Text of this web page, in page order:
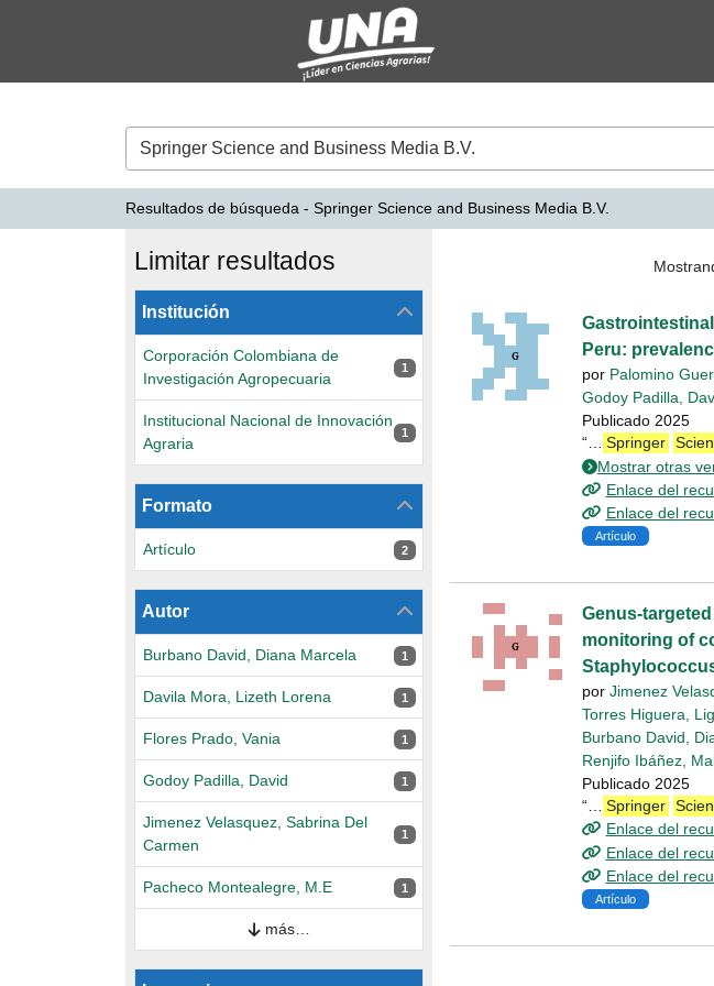
Resultados de búsqueda - Springer Science and Business Media B.V.
Resultados de búsqueda -
Peru:
por Palomino
Godoy Padilla,
Publicado 2025
“… Springer
Mostrar otras
Enlace del
Enlace del
Artículo
Genus-
monitoring of
por Jimenez
Torres Higuera,
Burbano David,
Renjifo Ibáñez,
Publicado 2025
“…
Springer
Enlace del
Enlace del
Enlace del
Artículo
Limitar resultados
La página se volverá a cargar cuando se seleccione o excluya un filtro.
Institución
Corporación Colombiana de
Investigación Agropecuaria
1 resultados
1
Institucional Nacional de Innovación
Agraria
1 resultados
1
Formato
Artículo 2 resultados
2
Autor
Burbano David, Diana Marcela 1 resultados
1
Davila Mora, Lizeth Lorena 1 resultados
1
Flores Prado, Vania 1 resultados
1
Godoy Padilla, David 1 resultados
1
Jimenez Velasquez, Sabrina Del
Carmen
1 resultados
1
Pacheco Montealegre, M.E 1 resultados
1
más…